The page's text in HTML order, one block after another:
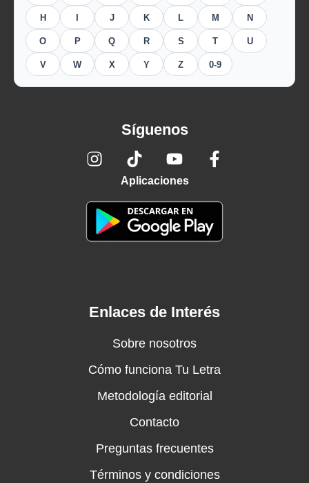
H J K L M N
O P Q R S T U
V W X Y Z 0-9
Síguenos
Aplicaciones
Enlaces de Interés
Sobre nosotros
Cómo funciona Tu Letra
Metodología editorial
Contacto
Preguntas frecuentes
Términos y condiciones